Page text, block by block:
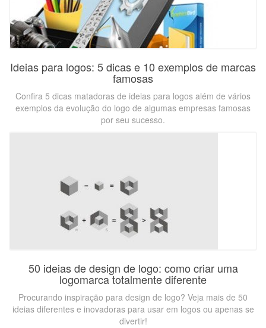
Ideias para logos: 5 dicas e 10 exemplos de marcas
famosas
Confira 5 dicas matadoras de ideias para logos além de vários
exemplos da evolução do logo de algumas empresas famosas
por seu sucesso.
50 ideias de design de logo: como criar uma
logomarca totalmente diferente
Procurando inspiração para design de logo? Veja mais de 50
ideias diferentes e inovadoras para usar em logos ou apenas se
divertir!